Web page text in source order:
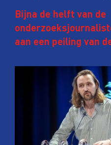
Bijna de helft van de
aan een peiling van
afgelopen twee jaar
juridische dreiging
procedure rond het
journalisten tijd, ook
soms worden
gaat de hele